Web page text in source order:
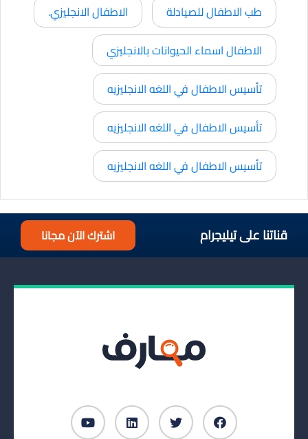
طب الاطفال للصيادلة
الاطفال الانجليزي.
الاطفال اسماء الحيوانات بالانجليزي
تأسيس الاطفال في اللغه الانجليزيه
تأسيس الاطفال في اللغه الانجليزيه
تأسيس الاطفال في اللغه الانجليزيه
قناتنا على تيليجرام اشترك الآن مجانا